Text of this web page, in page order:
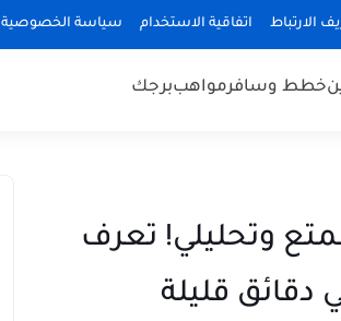
الارتباط اتفاقية الاستخدام سياسة الخصوصية
خطط وسافرمواهببرجك
وتحليلي! تعرف
دقائق قليلة